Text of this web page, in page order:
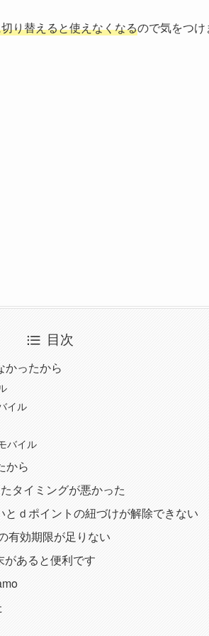
り替えると使えなくなるので気をつけ
目次
かったから
イル
バイル
から
タイミングが悪かった
ｄポイントの紐づけが解除できない
有効期限が足りない
があると便利です